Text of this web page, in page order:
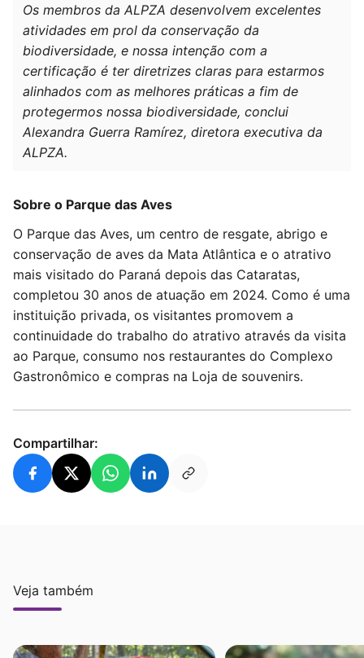
Os membros da ALPZA desenvolvem excelentes
atividades em prol da conservação da
biodiversidade, e nossa intenção com a
certificação é ter diretrizes claras para estarmos
alinhados com as melhores práticas a fim de
protegermos nossa biodiversidade, conclui
Alexandra Guerra Ramírez, diretora executiva da
ALPZA.
Sobre o Parque das Aves
O Parque das Aves, um centro de resgate, abrigo e
conservação de aves da Mata Atlântica e o atrativo
mais visitado do Paraná depois das Cataratas,
completou 30 anos de atuação em 2024. Como é uma
instituição privada, os visitantes promovem a
continuidade do trabalho do atrativo através da visita
ao Parque, consumo nos restaurantes do Complexo
Gastronômico e compras na Loja de souvenirs.
Compartilhar:
Veja também